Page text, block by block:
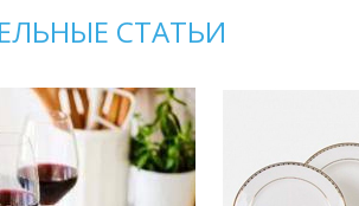
СТАТЬИ